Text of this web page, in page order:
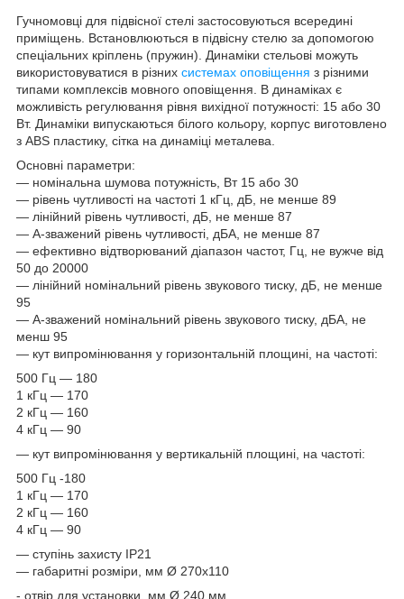
Гучномовці для підвісної стелі застосовуються всередині
приміщень. Встановлюються в підвісну стелю за допомогою
спеціальних кріплень (пружин). Динаміки стельові можуть
використовуватися в різних системах оповіщення з різними
типами комплексів мовного оповіщення. В динаміках є
можливість регулювання рівня вихідної потужності: 15 або 30
Вт. Динаміки випускаються білого кольору, корпус виготовлено
з ABS пластику, сітка на динаміці металева.
Основні параметри:
— номінальна шумова потужність, Вт 15 або 30
— рівень чутливості на частоті 1 кГц, дБ, не менше 89
— лінійний рівень чутливості, дБ, не менше 87
— А-зважений рівень чутливості, дБА, не менше 87
— ефективно відтворюваний діапазон частот, Гц, не вужче від
50 до 20000
— лінійний номінальний рівень звукового тиску, дБ, не менше
95
— А-зважений номінальний рівень звукового тиску, дБА, не
менш 95
— кут випромінювання у горизонтальній площині, на частоті:
500 Гц — 180
1 кГц — 170
2 кГц — 160
4 кГц — 90
— кут випромінювання у вертикальній площині, на частоті:
500 Гц -180
1 кГц — 170
2 кГц — 160
4 кГц — 90
— ступінь захисту ІР21
— габаритні розміри, мм Ø 270х110
- отвір для установки, мм Ø 240 мм